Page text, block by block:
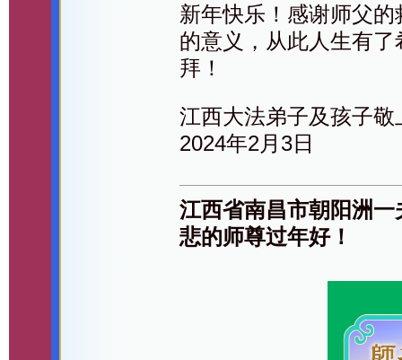
新年快乐！感谢师父
的意义，从此人生有
拜！
江西大法弟子及孩子敬
2024年2月3日
江西省南昌市朝阳洲
悲的师尊过年好！